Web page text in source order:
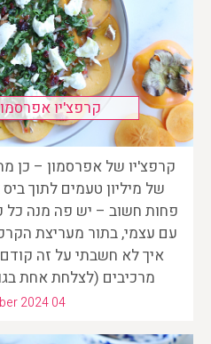
קרפצ'יו
קרפצ'יו של אפרסמון – כן
של מיליון טעמים לתוך
פחות חשוב – יש פה מנה כל
עם עצמי, בתור מעריצת
איך לא חשבתי על זה
מרכיבים (לצלחת אחת
2024 04